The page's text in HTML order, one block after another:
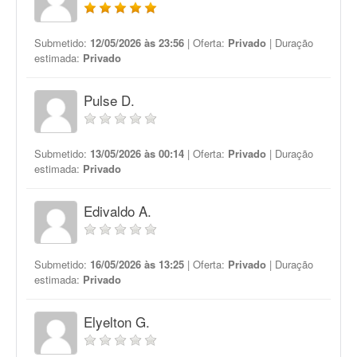
Submetido: 12/05/2026 às 23:56 | Oferta: Privado | Duração
estimada: Privado
Pulse D.
Submetido: 13/05/2026 às 00:14 | Oferta: Privado | Duração
estimada: Privado
Edivaldo A.
Submetido: 16/05/2026 às 13:25 | Oferta: Privado | Duração
estimada: Privado
Elyelton G.